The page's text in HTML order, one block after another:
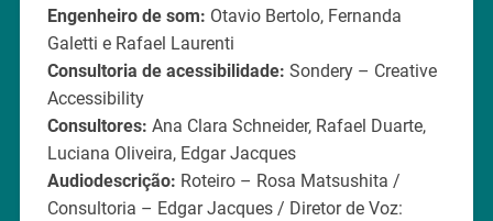
Engenheiro de som: Otavio Bertolo, Fernanda
Galetti e Rafael Laurenti
Consultoria de acessibilidade: Sondery – Creative
Accessibility
Consultores: Ana Clara Schneider, Rafael Duarte,
Luciana Oliveira, Edgar Jacques
Audiodescrição: Roteiro – Rosa Matsushita /
Consultoria – Edgar Jacques / Diretor de Voz: